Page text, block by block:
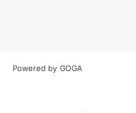
Powered by GOGA